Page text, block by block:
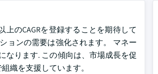
上のCAGRを登録することを期待して
ョンの需要は強化されます。 マネー
なります. この傾向は、市場成長を促
織を支援しています。